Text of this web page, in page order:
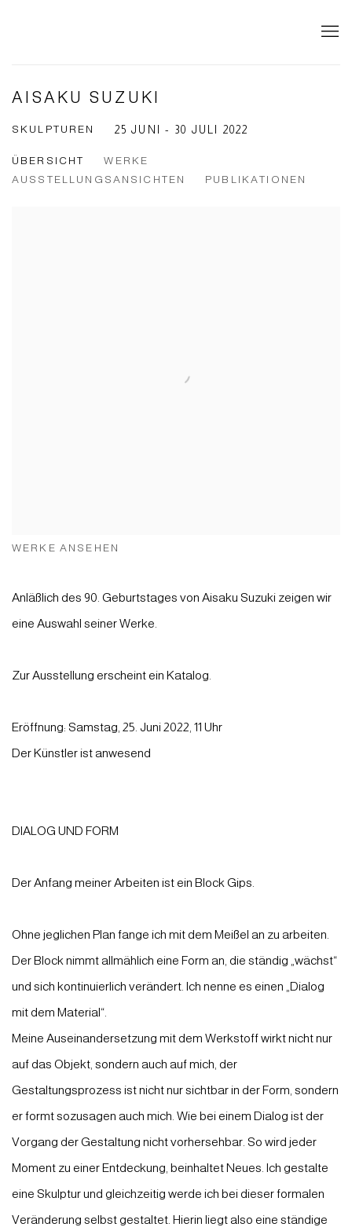
AISAKU SUZUKI
SKULPTUREN 25 JUNI - 30 JULI 2022
ÜBERSICHT
WERKE
AUSSTELLUNGSANSICHTEN
PUBLIKATIONEN
WERKE ANSEHEN
Anläßlich des 90. Geburtstages von Aisaku Suzuki zeigen wir
eine Auswahl seiner Werke.
Zur Ausstellung erscheint ein Katalog.
Eröffnung: Samstag, 25. Juni 2022, 11 Uhr
Der Künstler ist anwesend
DIALOG UND FORM
Der Anfang meiner Arbeiten ist ein Block Gips.
Ohne jeglichen Plan fange ich mit dem Meißel an zu arbeiten.
Der Block nimmt allmählich eine Form an, die ständig „wächst“
und sich kontinuierlich verändert. Ich nenne es einen „Dialog
mit dem Material“.
Meine Auseinandersetzung mit dem Werkstoff wirkt nicht nur
auf das Objekt, sondern auch auf mich, der
Gestaltungsprozess ist nicht nur sichtbar in der Form, sondern
er formt sozusagen auch mich. Wie bei einem Dialog ist der
Vorgang der Gestaltung nicht vorhersehbar. So wird jeder
Moment zu einer Entdeckung, beinhaltet Neues. Ich gestalte
eine Skulptur und gleichzeitig werde ich bei dieser formalen
Veränderung selbst gestaltet. Hierin liegt also eine ständige